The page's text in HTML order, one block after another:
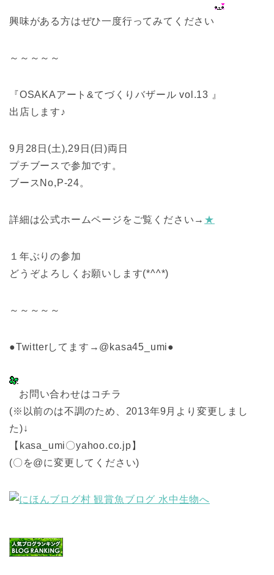
興味がある方はぜひ一度行ってみてください
～～～～～
『OSAKAアート&てづくりバザール vol.13 』
出店します♪
9月28日(土),29日(日)両日
プチブースで参加です。
ブースNo,P-24。
詳細は公式ホームページをご覧ください→ ★
１年ぶりの参加
どうぞよろしくお願いします(*^^*)
～～～～～
●Twitterしてます→@kasa45_umi●
お問い合わせはコチラ
(※以前のは不調のため、2013年9月より変更しまし
た)↓
【kasa_umi〇yahoo.co.jp】
(〇を@に変更してください)